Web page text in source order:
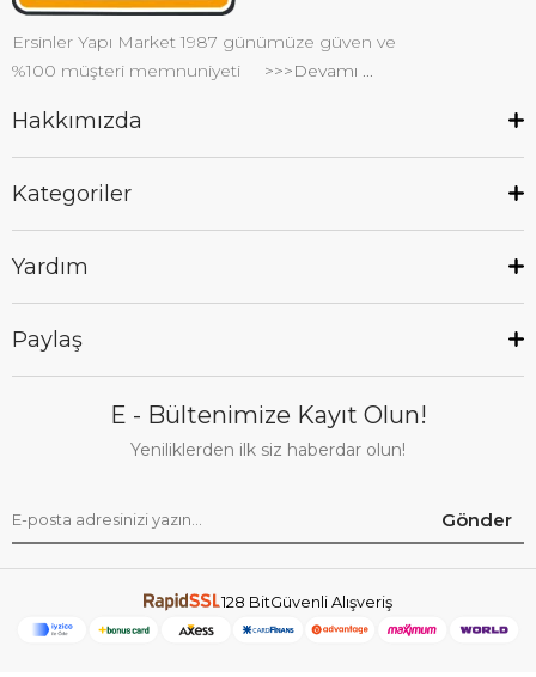
Ersinler Yapı Market 1987 günümüze güven ve
%100 müşteri memnuniyeti
>>>Devamı ...
Hakkımızda
Kategoriler
Yardım
Paylaş
E - Bültenimize Kayıt Olun!
Yeniliklerden ilk siz haberdar olun!
Gönder
128 BitGüvenli Alışveriş